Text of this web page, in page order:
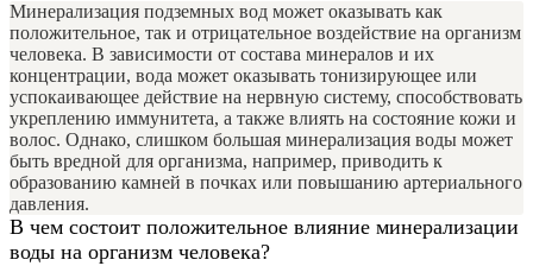
Минерализация подземных вод может оказывать как
положительное, так и отрицательное воздействие на организм
человека. В зависимости от состава минералов и их
концентрации, вода может оказывать тонизирующее или
успокаивающее действие на нервную систему, способствовать
укреплению иммунитета, а также влиять на состояние кожи и
волос. Однако, слишком большая минерализация воды может
быть вредной для организма, например, приводить к
образованию камней в почках или повышанию артериального
давления.
В чем состоит положительное влияние минерализации
воды на организм человека?